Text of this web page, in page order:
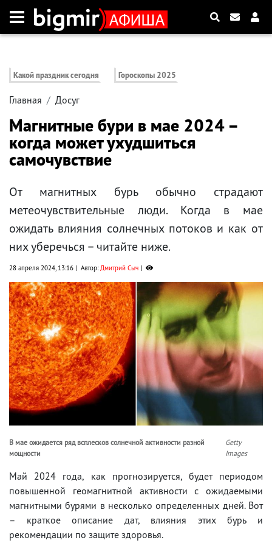
Какой праздник сегодня Гороскопы 2025
Главная Досуг
Магнитные бури в мае 2024 –
когда может ухудшиться
самочувствие
От магнитных бурь обычно страдают
метеочувствительные люди. Когда в мае
ожидать влияния солнечных потоков и как от
них уберечься – читайте ниже.
28 апреля 2024, 13:16 Автор:Дмитрий Сыч
В мае ожидается ряд всплесков солнечной активности разной
мощности
Getty
Images
Май 2024 года, как прогнозируется, будет периодом
повышенной геомагнитной активности с ожидаемыми
магнитными бурями в несколько определенных дней. Вот
– краткое описание дат, влияния этих бурь и
рекомендации по защите здоровья.